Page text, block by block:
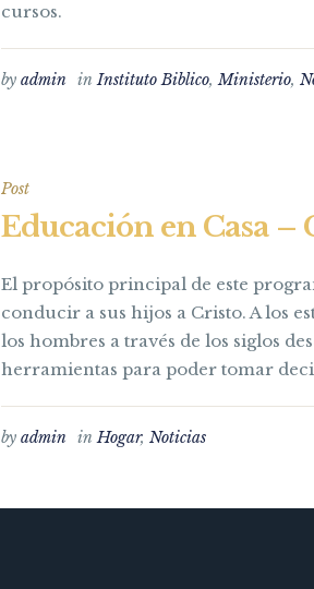
cursos.
byadmin inInstituto Biblico,Ministerio,
Post
Educación en Casa –
El propósito principal de este
conducir a sus hijos a Cristo. A los
los hombres a través de los siglos
herramientas para poder tomar
byadmin inHogar,Noticias